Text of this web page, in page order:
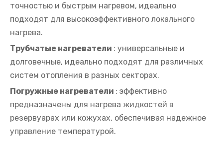
точностью и быстрым нагревом, идеально
подходят для высокоэффективного локального
нагрева.
Трубчатые нагреватели : универсальные и
долговечные, идеально подходят для различных
систем отопления в разных секторах.
Погружные нагреватели : эффективно
предназначены для нагрева жидкостей в
резервуарах или кожухах, обеспечивая надежное
управление температурой.